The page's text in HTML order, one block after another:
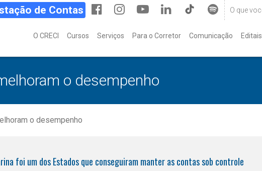
de Contas
O CRECI Cursos Serviços Para o Corretor Comunicação Editais
o desempenho
o desempenho
foi um dos Estados que conseguiram manter as contas sob controle